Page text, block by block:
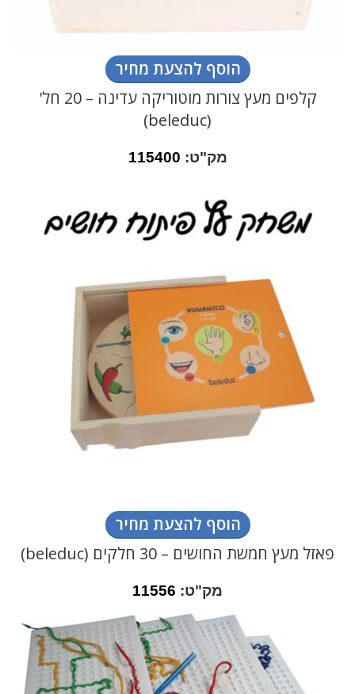
הוסף להצעת מחיר
קלפים מעץ צורות מוטוריקה עדינה – 20 חל'
(beleduc)
מק"ט: 115400
הוסף להצעת מחיר
פאזל מעץ חמשת החושים – 30 חלקים (beleduc)
מק"ט: 11556